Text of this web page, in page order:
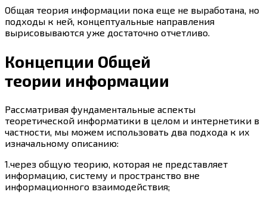
Общая теория информации пока еще не выработана, но
подходы к ней, концептуальные направления
вырисовываются уже достаточно отчетливо.
Концепции Общей
теории информации
Рассматривая фундаментальные аспекты
теоретической информатики в целом и интернетики в
частности, мы можем использовать два подхода к их
изначальному описанию:
1.через общую теорию, которая не представляет
информацию, систему и пространство вне
информационного взаимодействия;